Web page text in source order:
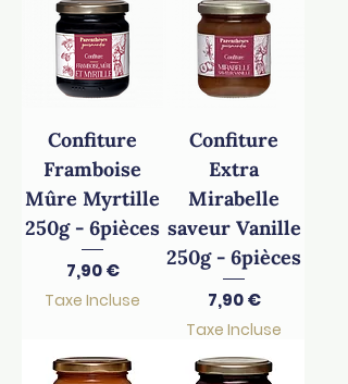
Confiture
Framboise
Mûre Myrtille
250g - 6pièces
Prix
7,90 €
Taxe Incluse
Confiture
Extra
Mirabelle
saveur Vanille
250g - 6pièces
Prix
7,90 €
Taxe Incluse